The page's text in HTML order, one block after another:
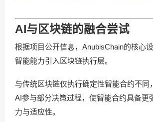
AI与区块链的融合尝试
根据项目公开信息，AnubisChain的核心
智能能力引入区块链执行层。
与传统区块链仅执行确定性智能合约不同
AI参与部分决策过程，使智能合约具备更
力与适应性。